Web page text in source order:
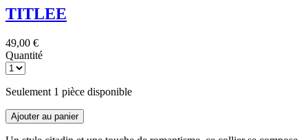
TITLEE
49,00 €
Quantité
Seulement 1 pièce disponible
Ajouter au panier